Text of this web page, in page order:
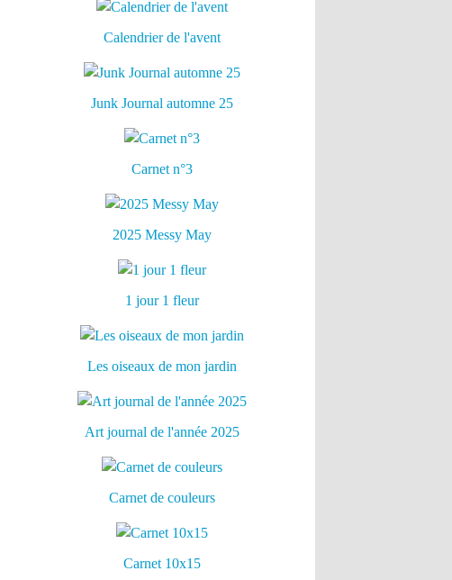
Calendrier de l'avent
Junk Journal automne 25
Carnet n°3
2025 Messy May
1 jour 1 fleur
Les oiseaux de mon jardin
Art journal de l'année 2025
Carnet de couleurs
Carnet 10x15